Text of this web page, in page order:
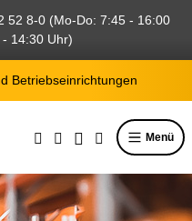
52 8-0 (Mo-Do: 7:45 - 16:00
14:30 Uhr)
Betriebseinrichtungen
Menü